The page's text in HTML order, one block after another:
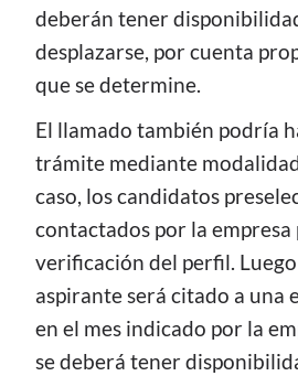
deberán tener
desplazarse, por cuenta
que se determine.
El llamado también podría
trámite mediante
caso, los candidatos
contactados por la empresa
verificación del perfil.
aspirante será citado a una
en el mes indicado por la
se deberá tener